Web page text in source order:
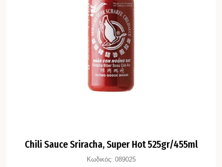
Chili Sauce Sriracha, Super Hot 525gr/455ml
Κωδικός: 089025